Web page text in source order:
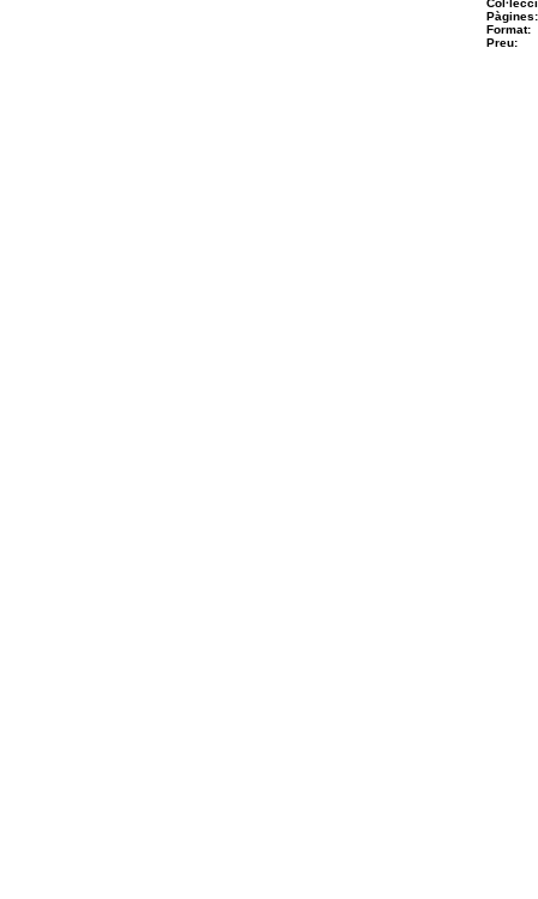
Pàgines:
Format:
Preu: